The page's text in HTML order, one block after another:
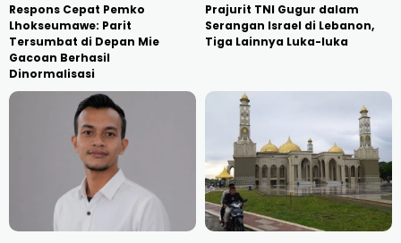
Respons Cepat Pemko
Lhokseumawe: Parit
Tersumbat di Depan Mie
Gacoan Berhasil
Dinormalisasi
Prajurit TNI Gugur dalam
Serangan Israel di Lebanon,
Tiga Lainnya Luka-luka